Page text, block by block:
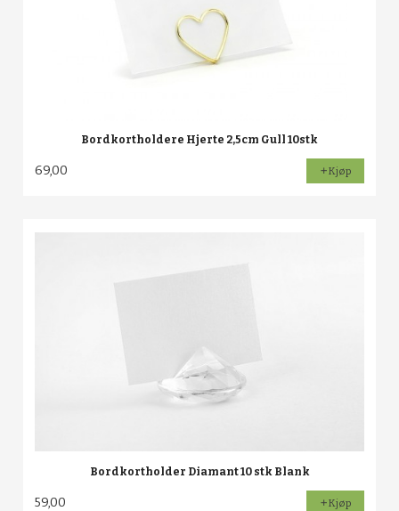
Bordkortholdere Hjerte 2,5cm Gull 10stk
69,00 Kjøp
Bordkortholder Diamant 10 stk Blank
59,00 Kjøp